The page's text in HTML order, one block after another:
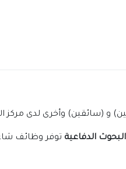
و (سائقين) وأخرى لدى مركز
الدفاعية توفر وظائف